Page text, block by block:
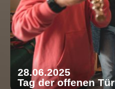
28.06.2025
Tag der offenen Tür